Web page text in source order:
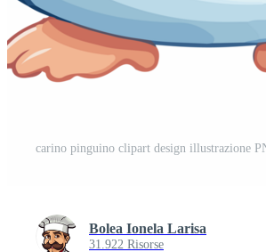
carino pinguino clipart design illustrazione
Bolea Ionela Larisa
31.922 Risorse